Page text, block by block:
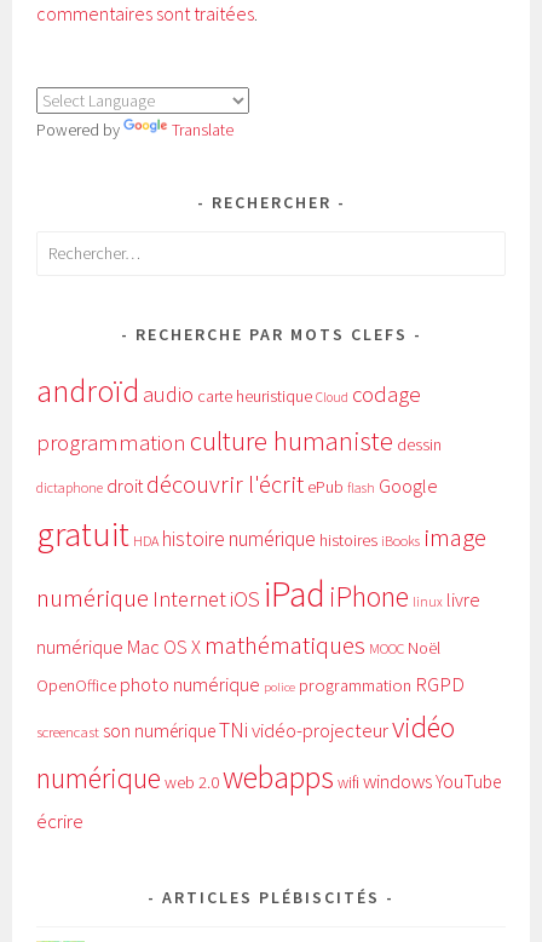
commentaires sont traitées.
Powered by Translate
RECHERCHER
Rechercher :
RECHERCHE PAR MOTS CLEFS
androïd audio carte heuristique Cloud codage
programmation culture humaniste dessin
dictaphone droit découvrir l'écrit ePub flash Google
gratuit HDA histoire numérique histoires iBooks image
numérique InternetiOS iPad iPhone linux livre
numérique Mac OS X mathématiques MOOC Noël
OpenOffice photo numérique police programmation RGPD
screencast son numériqueTNi vidéo-projecteurvidéo
numérique web 2.0webapps wifi windowsYouTube
écrire
ARTICLES PLÉBISCITÉS